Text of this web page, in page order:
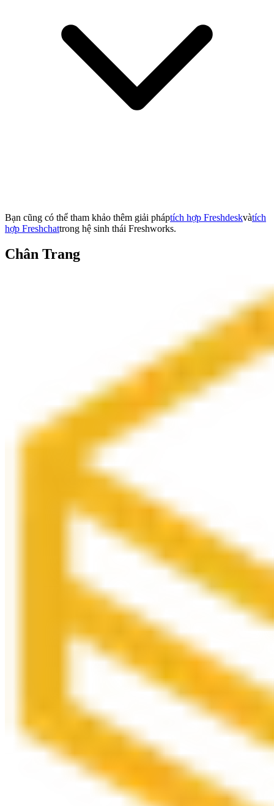
Bạn cũng có thể tham khảo thêm giải pháptích hợp Freshdeskvàtích
hợp Freshchattrong hệ sinh thái Freshworks.
Chân Trang